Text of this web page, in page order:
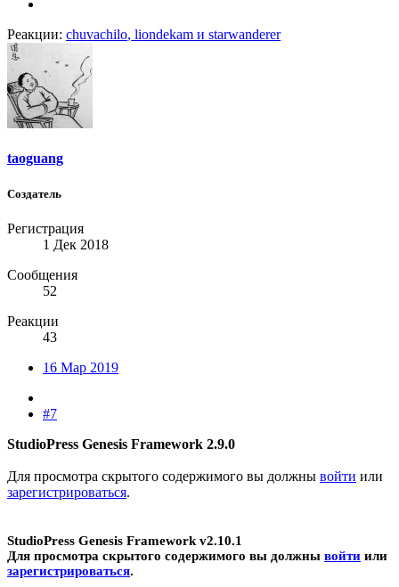
Реакции: chuvachilo, liondekam и starwanderer
taoguang
Создатель
Регистрация
1 Дек 2018
Сообщения
52
Реакции
43
16 Мар 2019
#7
StudioPress Genesis Framework 2.9.0
Для просмотра скрытого содержимого вы должны войти или
зарегистрироваться.
StudioPress Genesis Framework v2.10.1
Для просмотра скрытого содержимого вы должны войти или
зарегистрироваться.